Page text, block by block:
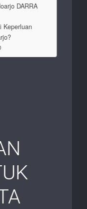
DARRA
Keperluan